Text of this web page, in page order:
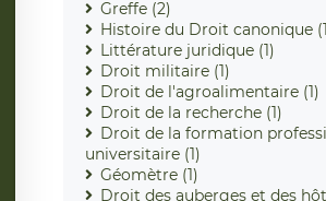
Greffe (2)
Histoire du Droit canonique
Littérature juridique (1)
Droit militaire (1)
Droit de l'agroalimentaire (1)
Droit de la recherche (1)
Droit de la formation
universitaire (1)
Géomètre (1)
Droit des auberges et des